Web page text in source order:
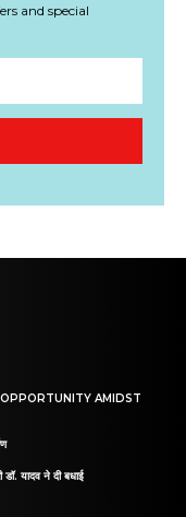
and special
OPPORTUNITY AMIDST
डॉ. यादव ने दी बधाई